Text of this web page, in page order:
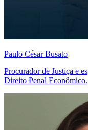
Paulo César Busato
Procurador de Justiça e
Direito Penal Econômico.